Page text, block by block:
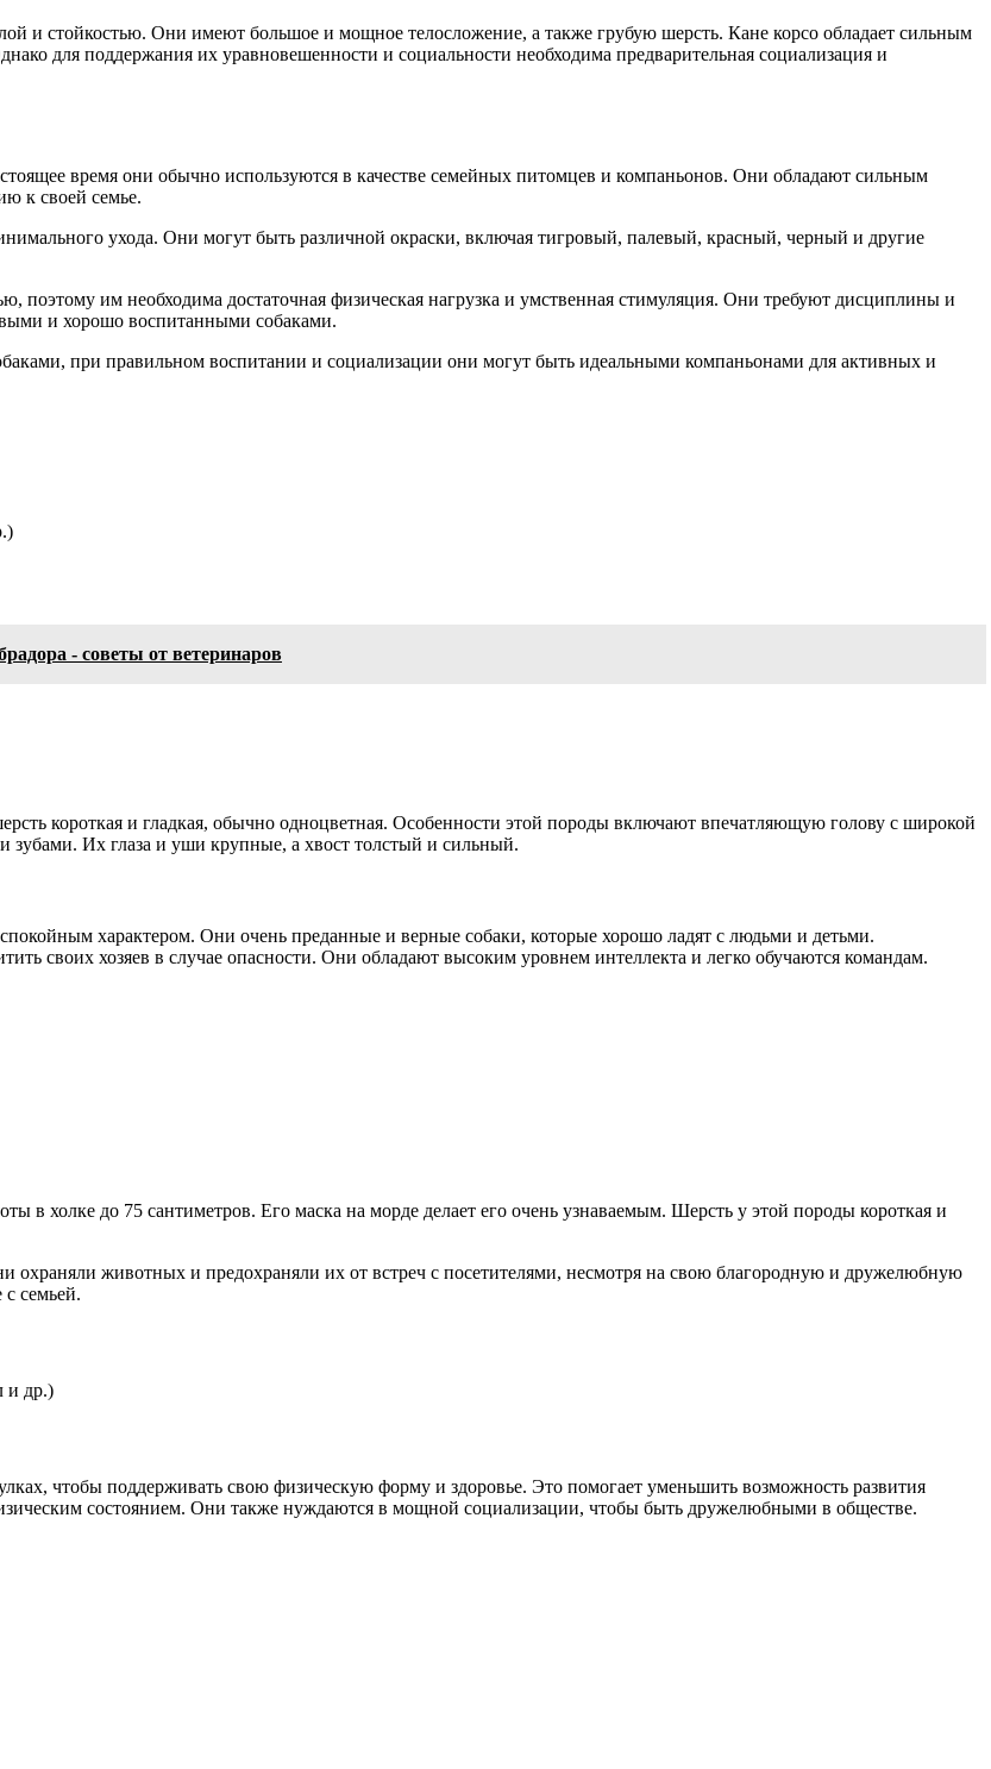
и стойкостью. Они имеют большое и мощное телосложение, а также грубую шерсть. Кане корсо обладает сильным
для поддержания их уравновешенности и социальности необходима предварительная социализация и
время они обычно используются в качестве семейных питомцев и компаньонов. Они обладают сильным
к своей семье.
ухода. Они могут быть различной окраски, включая тигровый, палевый, красный, черный и другие
поэтому им необходима достаточная физическая нагрузка и умственная стимуляция. Они требуют дисциплины и
и хорошо воспитанными собаками.
при правильном воспитании и социализации они могут быть идеальными компаньонами для активных и
- советы от ветеринаров
короткая и гладкая, обычно одноцветная. Особенности этой породы включают впечатляющую голову с широкой
Их глаза и уши крупные, а хвост толстый и сильный.
характером. Они очень преданные и верные собаки, которые хорошо ладят с людьми и детьми.
своих хозяев в случае опасности. Они обладают высоким уровнем интеллекта и легко обучаются командам.
в холке до 75 сантиметров. Его маска на морде делает его очень узнаваемым. Шерсть у этой породы короткая и
охраняли животных и предохраняли их от встреч с посетителями, несмотря на свою благородную и дружелюбную
семьей.
и др.)
чтобы поддерживать свою физическую форму и здоровье. Это помогает уменьшить возможность развития
состоянием. Они также нуждаются в мощной социализации, чтобы быть дружелюбными в обществе.